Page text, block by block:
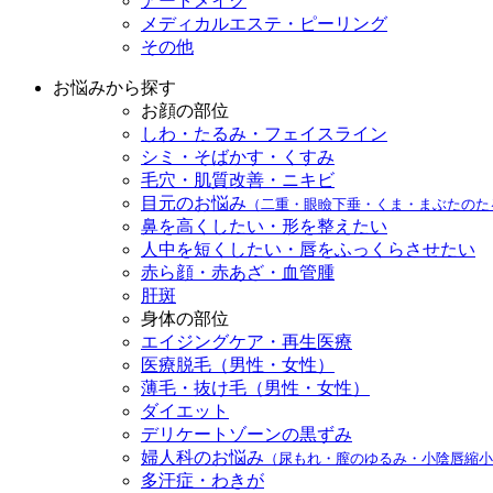
メディカルエステ・ピーリング
その他
お悩みから探す
お顔の部位
しわ・たるみ・フェイスライン
シミ・そばかす・くすみ
毛穴・肌質改善・ニキビ
目元のお悩み （二重・眼瞼下垂・くま・まぶたのた
鼻を高くしたい・形を整えたい
人中を短くしたい・唇をふっくらさせたい
赤ら顔・赤あざ・血管腫
肝斑
身体の部位
エイジングケア・再生医療
医療脱毛（男性・女性）
薄毛・抜け毛（男性・女性）
ダイエット
デリケートゾーンの黒ずみ
婦人科のお悩み （尿もれ・膣のゆるみ・小陰唇縮小
多汗症・わきが